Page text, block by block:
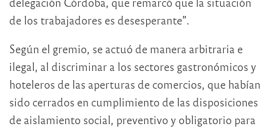
de los trabajadores es desesperante”.
Según el gremio, se actuó de manera arbitraria e
ilegal, al discriminar a los sectores gastronómicos y
hoteleros de las aperturas de comercios, que habían
sido cerrados en cumplimiento de las disposiciones
de aislamiento social, preventivo y obligatorio para